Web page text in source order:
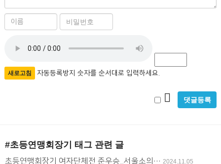
름
비
밀
수
등
새로고침 자동등록방지 숫자를 순서대로 입력하세요.
#초등연맹회장기 태그 관련 글
초등연맹회장기 여자단체전 준우승_서울소의… 2024.11.05